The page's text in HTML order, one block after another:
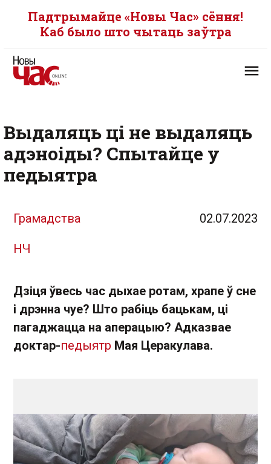
Падтрымайце «Новы Час» сёння!
Каб было што чытаць заўтра
Выдаляць ці не выдаляць
адэноіды? Спытайце у
педыятра
Грамадства 02.07.2023
НЧ
Дзіця ўвесь час дыхае ротам, храпе ў сне
і дрэнна чуе? Што рабіць бацькам, ці
пагаджацца на аперацыю? Адказвае
доктар-педыятр Мая Церакулава.